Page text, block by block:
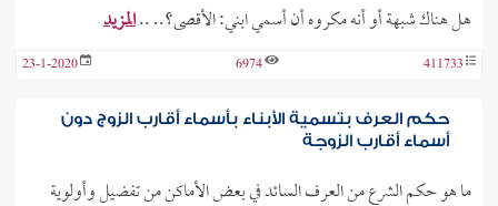
هل هناك شبهة أو أنه مكروه أن أسمي ابني: الأقصى؟.. ..المزيد
411733
6974
23-1-2020
حكم العرف بتسمية الأبناء بأسماء أقارب الزوج دون
أسماء أقارب الزوجة
ما هو حكم الشرع من العرف السائد في بعض الأماكن من تفضيل وأولوية